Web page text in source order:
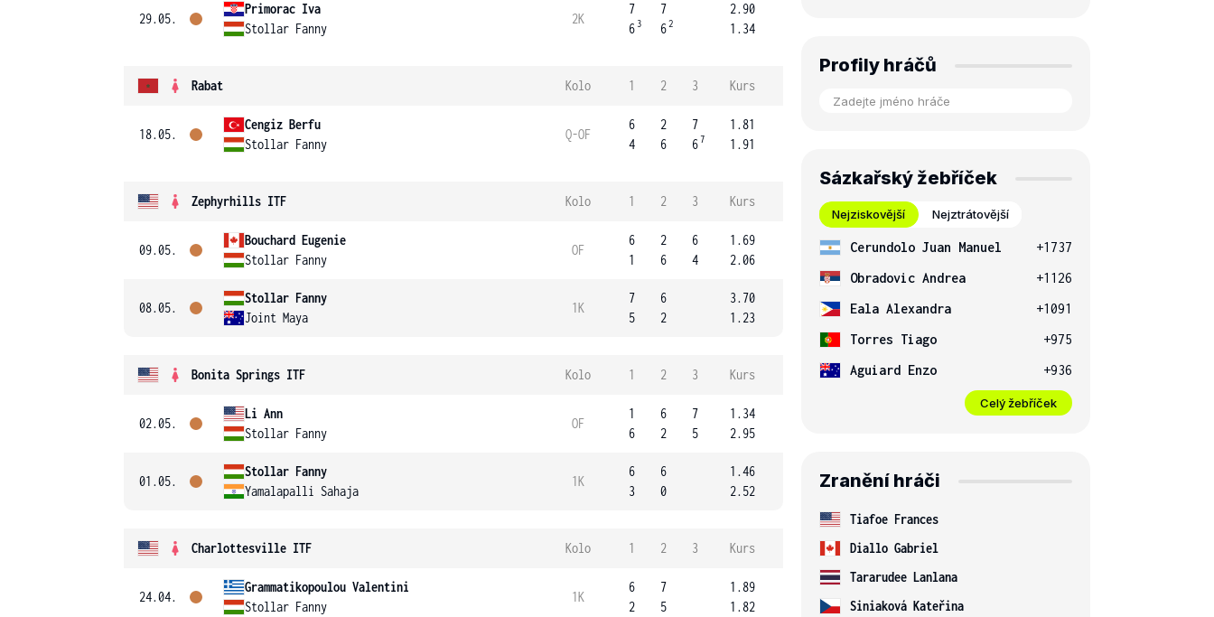
29.05.
Primorac Iva
Stollar Fanny
2K
7
6 3
7
62
2.90
1.34
Rabat Kolo 1 2 3 Kurs
18.05.
Cengiz Berfu
Stollar Fanny
Q-OF
6
4
2
6
7
67
1.81
1.91
Zephyrhills ITF Kolo 1 2 3 Kurs
09.05.
Bouchard Eugenie
Stollar Fanny
OF
6
1
2
6
6
4
1.69
2.06
08.05.
Stollar Fanny
Joint Maya
1K
7
5
6
2
3.70
1.23
Bonita Springs ITF Kolo 1 2 3 Kurs
02.05.
Li Ann
Stollar Fanny
OF
1
6
6
2
7
5
1.34
2.95
01.05.
Stollar Fanny
Yamalapalli Sahaja
1K
6
3
6
0
1.46
2.52
Charlottesville ITF Kolo 1 2 3 Kurs
24.04.
Grammatikopoulou Valentini
Stollar Fanny
1K
6
2
7
5
1.89
1.82
Profily hráčů
Sázkařský žebříček
Nejziskovější Nejztrátovější
Cerundolo Juan Manuel
+1737
Obradovic Andrea
+1126
Eala Alexandra
+1091
Torres Tiago
+975
Aguiard Enzo
+936
Celý žebříček
Zranění hráči
Tiafoe Frances
Diallo Gabriel
Tararudee Lanlana
Siniaková Kateřina